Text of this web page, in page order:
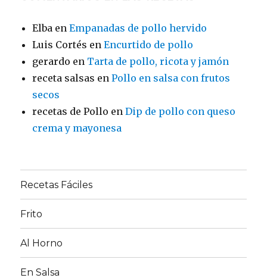
Elba enEmpanadas de pollo hervido
Luis Cortés enEncurtido de pollo
gerardo en Tarta de pollo, ricota y jamón
receta salsas enPollo en salsa con frutos
secos
recetas de Pollo enDip de pollo con queso
crema y mayonesa
Recetas Fáciles
Frito
Al Horno
En Salsa